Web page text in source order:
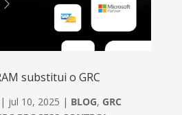
substitui o GRC
jul 10, 2025 | BLOG, GRC